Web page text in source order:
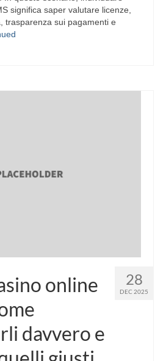
significa saper valutare licenze,
trasparenza sui pagamenti e
28
DEC 2025
online
davvero e